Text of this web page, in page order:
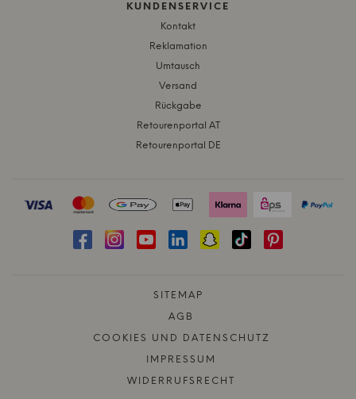
KUNDENSERVICE
Kontakt
Reklamation
Umtausch
Versand
Rückgabe
Retourenportal AT
Retourenportal DE
SITEMAP
AGB
COOKIES UND DATENSCHUTZ
IMPRESSUM
WIDERRUFSRECHT